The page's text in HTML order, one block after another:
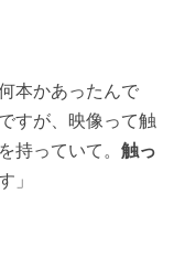
本かあったんで
すが、映像って触
持っていて。 触っ
」